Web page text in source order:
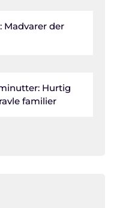
Madvarer der
Hurtig
familier